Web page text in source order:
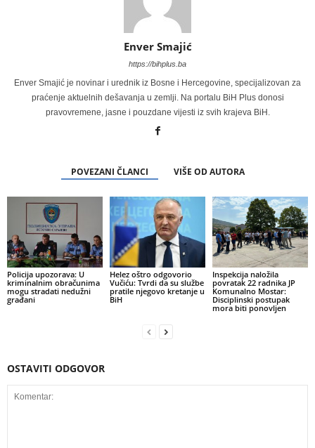
Enver Smajić
https://bihplus.ba
Enver Smajić je novinar i urednik iz Bosne i Hercegovine, specijalizovan za
praćenje aktuelnih dešavanja u zemlji. Na portalu BiH Plus donosi
pravovremene, jasne i pouzdane vijesti iz svih krajeva BiH.
POVEZANI ČLANCI VIŠE OD AUTORA
Policija upozorava: U
kriminalnim obračunima
mogu stradati nedužni
građani
Helez oštro odgovorio
Vučiću: Tvrdi da su službe
pratile njegovo kretanje u
BiH
Inspekcija naložila
povratak 22 radnika JP
Komunalno Mostar:
Disciplinski postupak
mora biti ponovljen
OSTAVITI ODGOVOR